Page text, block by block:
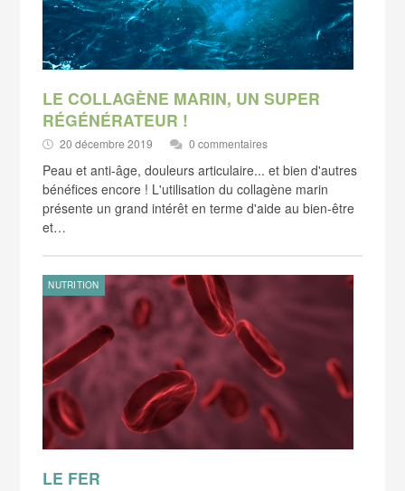
LE COLLAGÈNE MARIN, UN SUPER
RÉGÉNÉRATEUR !
20 décembre 2019 0 commentaires
Peau et anti-âge, douleurs articulaire... et bien d'autres
bénéfices encore ! L'utilisation du collagène marin
présente un grand intérêt en terme d'aide au bien-être
et…
NUTRITION
LE FER